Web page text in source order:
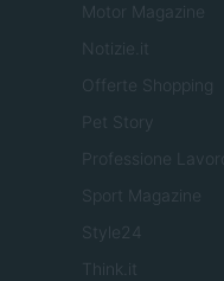
Motor Magazine
Notizie.it
Offerte Shopping
Pet Story
Professione Lavoro
Sport Magazine
Style24
Think.it